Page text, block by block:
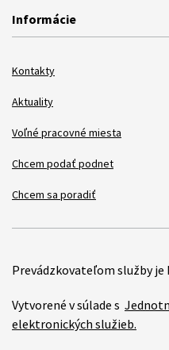
Informácie
Kontakty
Aktuality
Voľné pracovné miesta
Chcem podať podnet
Chcem sa poradiť
Prevádzkovateľom služby
Vytvorené v súlade s
elektronických služieb.